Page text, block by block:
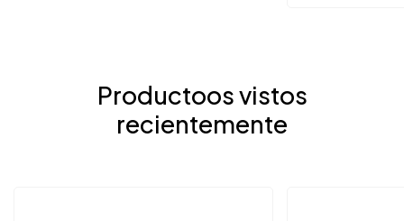
Productoos vistos
recientemente